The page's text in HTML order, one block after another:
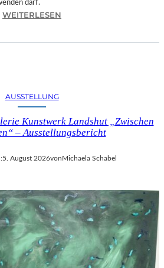
R
I
H
S
C
H
A
B
E
darf.
WEITERLESEN
S
F
S
–
F
I
L
M
K
AUSSTELLUNG
Kunstwerk Landshut „Zwischen
– Ausstellungsbericht
5. August 2026von Michaela Schabel